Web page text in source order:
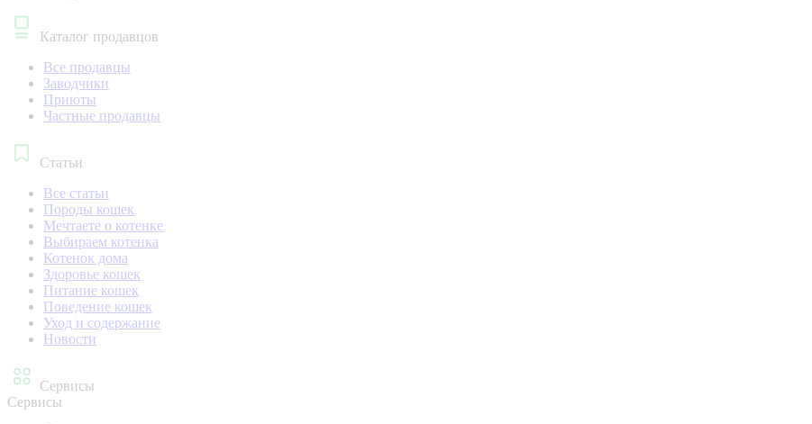
Каталог продавцов
Все продавцы
Заводчики
Приюты
Частные продавцы
Статьи
Все статьи
Породы кошек
Мечтаете о котенке
Выбираем котенка
Котенок дома
Здоровье кошек
Питание кошек
Поведение кошек
Уход и содержание
Новости
Сервисы
Сервисы